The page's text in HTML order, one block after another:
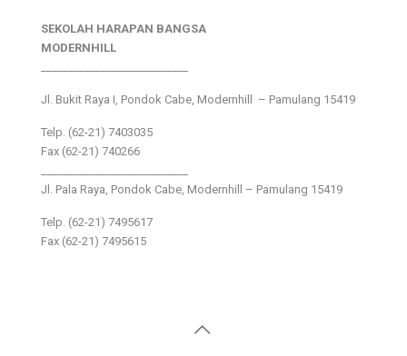
SEKOLAH HARAPAN BANGSA
MODERNHILL
Jl. Bukit Raya I, Pondok Cabe, Modernhill – Pamulang 15419
Telp. (62-21) 7403035
Fax (62-21) 740266
Jl. Pala Raya, Pondok Cabe, Modernhill – Pamulang 15419
Telp. (62-21) 7495617
Fax (62-21) 7495615